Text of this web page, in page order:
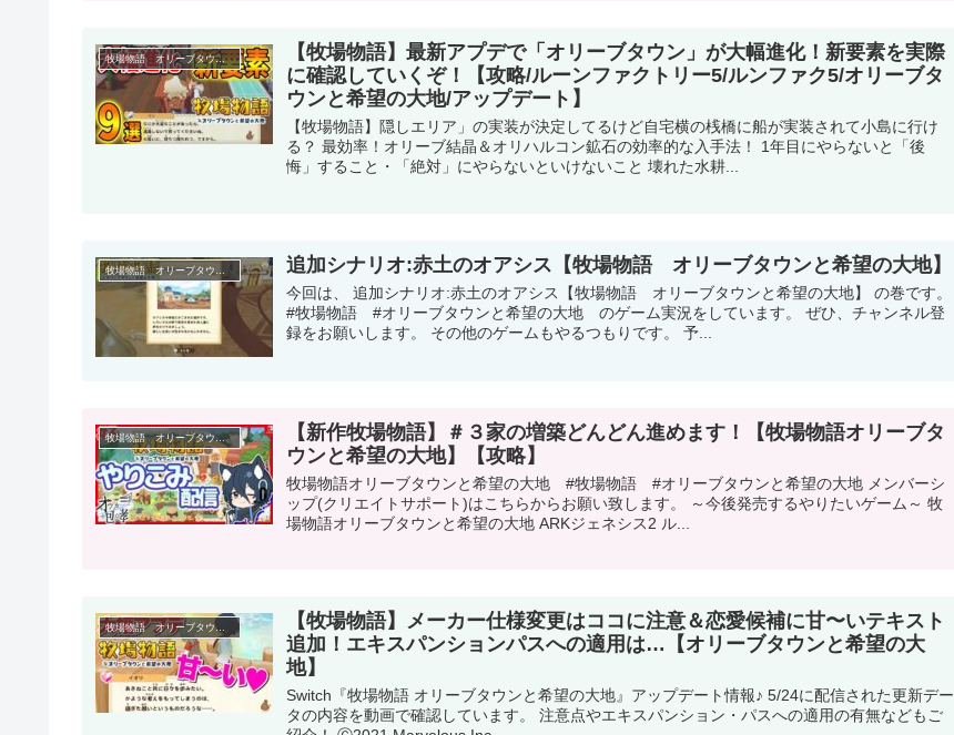
牧場物語 オリーブタウンと希望の大地
【牧場物語】最新アプデで「オリーブタウン」が大幅進化！新要素を実際
に確認していくぞ！【攻略/ルーンファクトリー5/ルンファク5/オリーブタ
ウンと希望の大地/アップデート】
【牧場物語】隠しエリア」の実装が決定してるけど自宅横の桟橋に船が実装されて小島に行け
る？ 最効率！オリーブ結晶＆オリハルコン鉱石の効率的な入手法！ 1年目にやらないと「後
悔」すること・「絶対」にやらないといけないこと 壊れた水耕...
牧場物語 オリーブタウンと希望の大地 追加シナリオ:赤土のオアシス【牧場物語 オリーブタウンと希望の大地】
今回は、 追加シナリオ:赤土のオアシス【牧場物語 オリーブタウンと希望の大地】 の巻です。
#牧場物語 #オリーブタウンと希望の大地 のゲーム実況をしています。 ぜひ、チャンネル登
録をお願いします。 その他のゲームもやるつもりです。 予...
牧場物語 オリーブタウンと希望の大地
【新作牧場物語】＃３家の増築どんどん進めます！【牧場物語オリーブタ
ウンと希望の大地】【攻略】
牧場物語オリーブタウンと希望の大地 #牧場物語 #オリーブタウンと希望の大地 メンバーシ
ップ(クリエイトサポート)はこちらからお願い致します。 ～今後発売するやりたいゲーム～ 牧
場物語オリーブタウンと希望の大地 ARKジェネシス2 ル...
牧場物語 オリーブタウンと希望の大地
【牧場物語】メーカー仕様変更はココに注意＆恋愛候補に甘〜いテキスト
追加！エキスパンションパスへの適用は…【オリーブタウンと希望の大
地】
Switch『牧場物語 オリーブタウンと希望の大地』アップデート情報♪ 5/24に配信された更新デー
タの内容を動画で確認しています。 注意点やエキスパンション・パスへの適用の有無などもご